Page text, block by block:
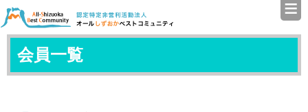
認定特定非営利活動法人（
≡
会員一覧